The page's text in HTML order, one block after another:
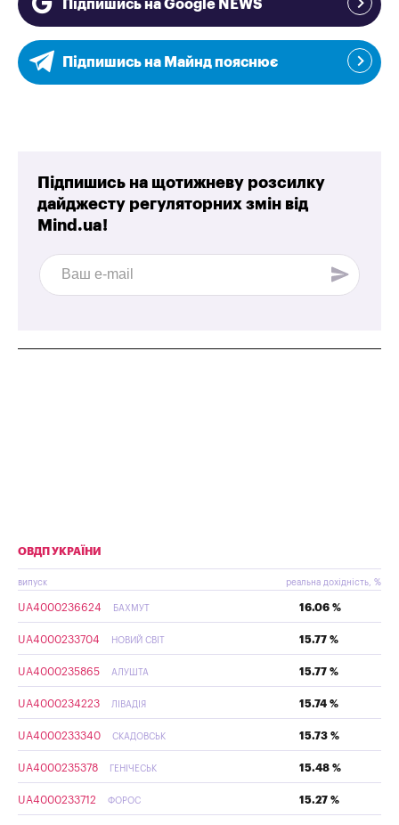
Підпишись на Google NEWS
Підпишись на Майнд пояснює
Підпишись на щотижневу розсилку
дайджесту регуляторних змін від
Mind.ua!
ОВДП УКРАЇНИ
випуск реальна дохідність, %
UA4000236624 БАХМУТ 16.06 %
UA4000233704 НОВИЙ СВІТ 15.77 %
UA4000235865 АЛУШТА 15.77 %
UA4000234223 ЛІВАДІЯ 15.74 %
UA4000233340 СКАДОВСЬК 15.73 %
UA4000235378 ГЕНІЧЕСЬК 15.48 %
UA4000233712 ФОРОС 15.27 %